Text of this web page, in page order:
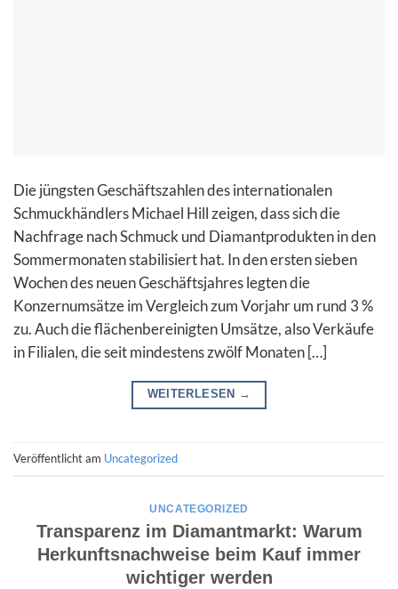
Die jüngsten Geschäftszahlen des internationalen
Schmuckhändlers Michael Hill zeigen, dass sich die
Nachfrage nach Schmuck und Diamantprodukten in den
Sommermonaten stabilisiert hat. In den ersten sieben
Wochen des neuen Geschäftsjahres legten die
Konzernumsätze im Vergleich zum Vorjahr um rund 3 %
zu. Auch die flächenbereinigten Umsätze, also Verkäufe
in Filialen, die seit mindestens zwölf Monaten […]
WEITERLESEN →
Veröffentlicht am Uncategorized
UNCATEGORIZED
Transparenz im Diamantmarkt: Warum
Herkunftsnachweise beim Kauf immer
wichtiger werden